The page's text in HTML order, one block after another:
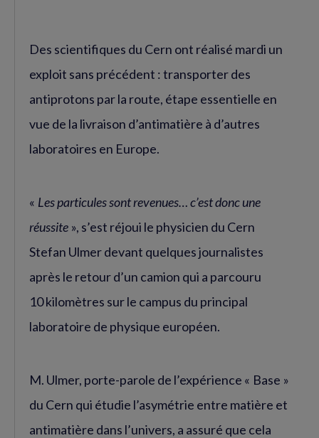
Des scientifiques du Cern ont réalisé mardi un
exploit sans précédent : transporter des
antiprotons par la route, étape essentielle en
vue de la livraison d’antimatière à d’autres
laboratoires en Europe.
« Les particules sont revenues… c’est donc une
réussite », s’est réjoui le physicien du Cern
Stefan Ulmer devant quelques journalistes
après le retour d’un camion qui a parcouru
10 kilomètres sur le campus du principal
laboratoire de physique européen.
M. Ulmer, porte-parole de l’expérience « Base »
du Cern qui étudie l’asymétrie entre matière et
antimatière dans l’univers, a assuré que cela